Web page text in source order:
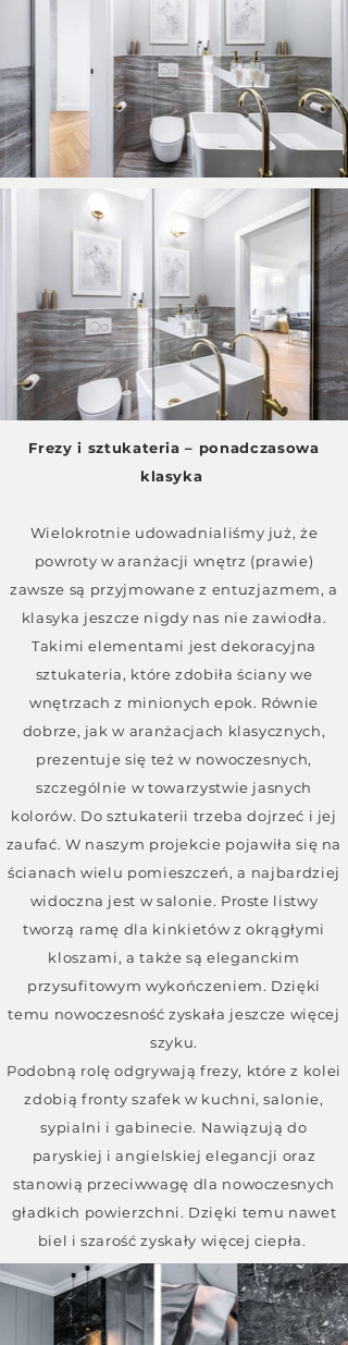
Frezy i sztukateria – ponadczasowa
klasyka
Wielokrotnie udowadnialiśmy już, że
powroty w aranżacji wnętrz (prawie)
zawsze są przyjmowane z entuzjazmem, a
klasyka jeszcze nigdy nas nie zawiodła.
Takimi elementami jest dekoracyjna
sztukateria, które zdobiła ściany we
wnętrzach z minionych epok. Równie
dobrze, jak w aranżacjach klasycznych,
prezentuje się też w nowoczesnych,
szczególnie w towarzystwie jasnych
kolorów. Do sztukaterii trzeba dojrzeć i jej
zaufać. W naszym projekcie pojawiła się na
ścianach wielu pomieszczeń, a najbardziej
widoczna jest w salonie. Proste listwy
tworzą ramę dla kinkietów z okrągłymi
kloszami, a także są eleganckim
przysufitowym wykończeniem. Dzięki
temu nowoczesność zyskała jeszcze więcej
szyku.
Podobną rolę odgrywają frezy, które z kolei
zdobią fronty szafek w kuchni, salonie,
sypialni i gabinecie. Nawiązują do
paryskiej i angielskiej elegancji oraz
stanowią przeciwwagę dla nowoczesnych
gładkich powierzchni. Dzięki temu nawet
biel i szarość zyskały więcej ciepła.